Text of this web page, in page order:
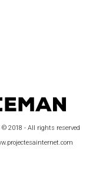
© 2018 - All rights reserved